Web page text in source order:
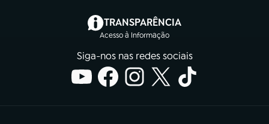
TRANSPARÊNCIA
Acesso à Informação
(abre em nova aba)
Siga-nos nas redes sociais